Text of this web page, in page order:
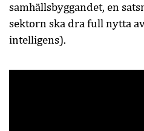
samhällsbyggandet, en
sektorn ska dra full nytta
intelligens).